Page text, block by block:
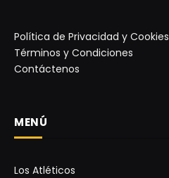
Política de Privacidad y Cookies
Términos y Condiciones
Contáctenos
MENÚ
Los Atléticos